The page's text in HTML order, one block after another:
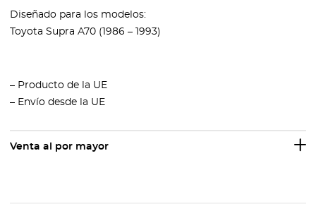
Diseñado para los modelos:
Toyota Supra A70 (1986 – 1993)
– Producto de la UE
– Envío desde la UE
Venta al por mayor